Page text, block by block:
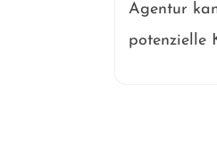
Agentur
potenzielle